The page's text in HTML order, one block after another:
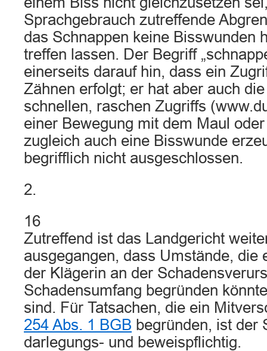
Sprachgebrauch zutreffende
das Schnappen keine Bisswunden
treffen lassen. Der Begriff
einerseits darauf hin, dass ein
Zähnen erfolgt; er hat aber auch
schnellen, raschen Zugriffs
einer Bewegung mit dem Maul
zugleich auch eine Bisswunde
begrifflich nicht ausgeschlossen.
2.
16
Zutreffend ist das Landgericht
ausgegangen, dass Umstände, die
der Klägerin an der
Schadensumfang begründen
sind. Für Tatsachen, die ein
254 Abs. 1 BGB begründen, ist der
darlegungs- und beweispflichtig.